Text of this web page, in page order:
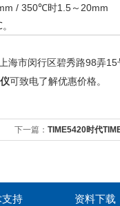
/ 350℃时1.5～20mm
海市闵行区碧秀路98弄15
可致电了解优惠价格。
下一篇： TIME5420时代
持 资料下载